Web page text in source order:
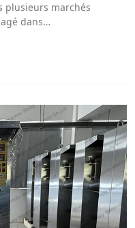
plusieurs marchés
dans…